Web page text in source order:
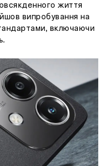
життя
випробування на
включаючи